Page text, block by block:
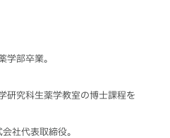
学部卒業。
研究科生薬学教室の博士課程を
社代表取締役。